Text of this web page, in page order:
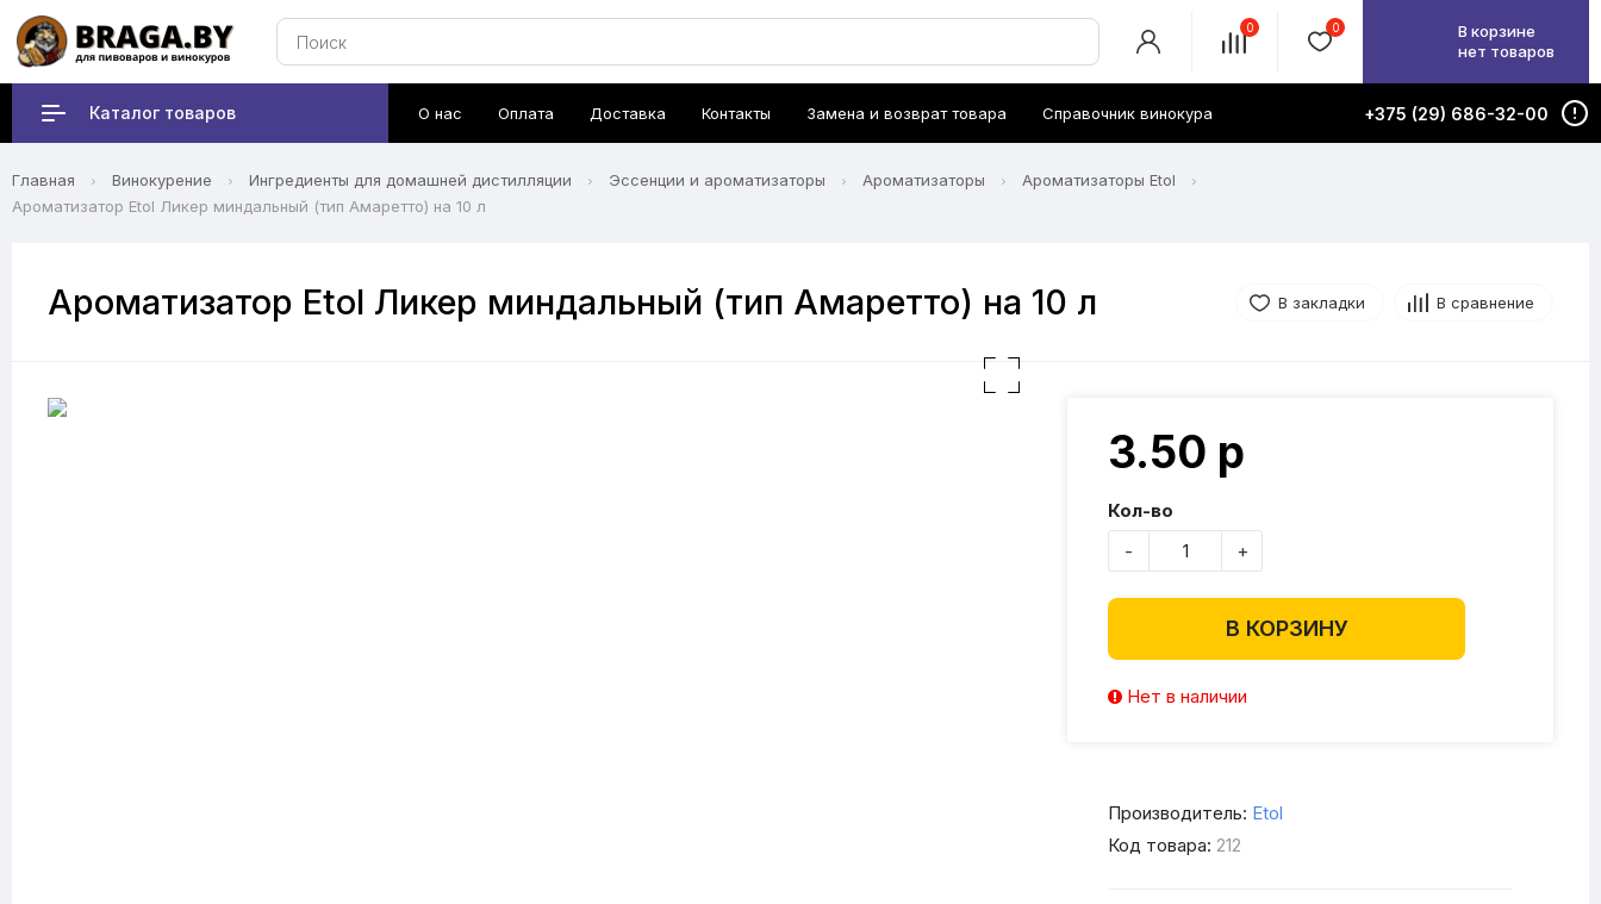
0 0
В корзине
нет товаров
Каталог товаров О нас Оплата Доставка Контакты Замена и возврат товара Справочник винокура +375 (29) 686-32-00
Главная Винокурение Ингредиенты для домашней дистилляции Эссенции и ароматизаторы Ароматизаторы
Ароматизаторы Etol
Ароматизатор Etol Ликер миндальный (тип Амаретто) на 10 л
Ароматизатор Etol Ликер миндальный (тип Амаретто) на 10 л В закладки В сравнение
3.50 р
Кол-во
-
+
В КОРЗИНУ
Нет в наличии
Производитель: Etol
Код товара: 212